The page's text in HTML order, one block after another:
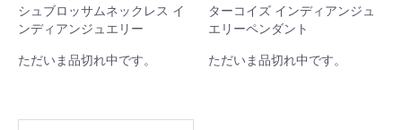
シュブロッサムネックレス イ
ンディアンジュエリー
ただいま品切れ中です。
ターコイズ インディアンジュ
エリーペンダント
ただいま品切れ中です。